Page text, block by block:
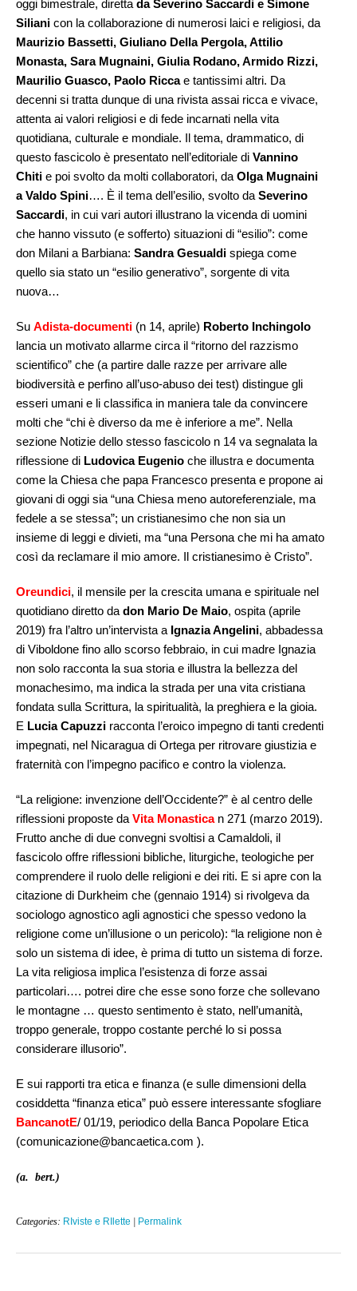
oggi bimestrale, diretta da Severino Saccardi e Simone
Siliani con la collaborazione di numerosi laici e religiosi, da
Maurizio Bassetti, Giuliano Della Pergola, Attilio
Monasta, Sara Mugnaini, Giulia Rodano, Armido Rizzi,
Maurilio Guasco, Paolo Riccae tantissimi altri. Da
decenni si tratta dunque di una rivista assai ricca e vivace,
attenta ai valori religiosi e di fede incarnati nella vita
quotidiana, culturale e mondiale. Il tema, drammatico, di
questo fascicolo è presentato nell’editoriale di Vannino
Chiti e poi svolto da molti collaboratori, da Olga Mugnaini
a Valdo Spini…. È il tema dell’esilio, svolto da Severino
Saccardi, in cui vari autori illustrano la vicenda di uomini
che hanno vissuto (e sofferto) situazioni di “esilio”: come
don Milani a Barbiana: Sandra Gesualdi spiega come
quello sia stato un “esilio generativo”, sorgente di vita
nuova…
Su Adista-documenti (n 14, aprile) Roberto Inchingolo
lancia un motivato allarme circa il “ritorno del razzismo
scientifico” che (a partire dalle razze per arrivare alle
biodiversità e perfino all’uso-abuso dei test) distingue gli
esseri umani e li classifica in maniera tale da convincere
molti che “chi è diverso da me è inferiore a me”. Nella
sezione Notizie dello stesso fascicolo n 14 va segnalata la
riflessione di Ludovica Eugenio che illustra e documenta
come la Chiesa che papa Francesco presenta e propone ai
giovani di oggi sia “una Chiesa meno autoreferenziale, ma
fedele a se stessa”; un cristianesimo che non sia un
insieme di leggi e divieti, ma “una Persona che mi ha amato
così da reclamare il mio amore. Il cristianesimo è Cristo”.
Oreundici, il mensile per la crescita umana e spirituale nel
quotidiano diretto da don Mario De Maio, ospita (aprile
2019) fra l’altro un’intervista a Ignazia Angelini, abbadessa
di Viboldone fino allo scorso febbraio, in cui madre Ignazia
non solo racconta la sua storia e illustra la bellezza del
monachesimo, ma indica la strada per una vita cristiana
fondata sulla Scrittura, la spiritualità, la preghiera e la gioia.
E Lucia Capuzzi racconta l’eroico impegno di tanti credenti
impegnati, nel Nicaragua di Ortega per ritrovare giustizia e
fraternità con l’impegno pacifico e contro la violenza.
“La religione: invenzione dell’Occidente?” è al centro delle
riflessioni proposte da Vita Monastican 271 (marzo 2019).
Frutto anche di due convegni svoltisi a Camaldoli, il
fascicolo offre riflessioni bibliche, liturgiche, teologiche per
comprendere il ruolo delle religioni e dei riti. E si apre con la
citazione di Durkheim che (gennaio 1914) si rivolgeva da
sociologo agnostico agli agnostici che spesso vedono la
religione come un’illusione o un pericolo): “la religione non è
solo un sistema di idee, è prima di tutto un sistema di forze.
La vita religiosa implica l’esistenza di forze assai
particolari…. potrei dire che esse sono forze che sollevano
le montagne … questo sentimento è stato, nell’umanità,
troppo generale, troppo costante perché lo si possa
considerare illusorio”.
E sui rapporti tra etica e finanza (e sulle dimensioni della
cosiddetta “finanza etica” può essere interessante sfogliare
BancanotE/ 01/19, periodico della Banca Popolare Etica
(comunicazione@bancaetica.com ).
(a. bert.)
Categories: RIviste e RIlette | Permalink